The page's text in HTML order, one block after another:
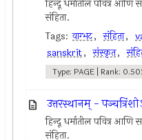
हिन्दू धर्मातील पवित्र आणि
संहिता.
Tags: वाग्भट, संहिता,
sanskrit, संस्कृत,
Type: PAGE | Rank:
उत्तरस्थानम् -
हिन्दू धर्मातील पवित्र आणि
संहिता.